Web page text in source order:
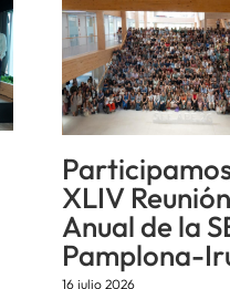
XLIV Reunión
Anual de la
Pamplona-
16 julio 2026